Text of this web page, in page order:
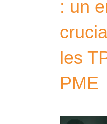
: un
les
PME